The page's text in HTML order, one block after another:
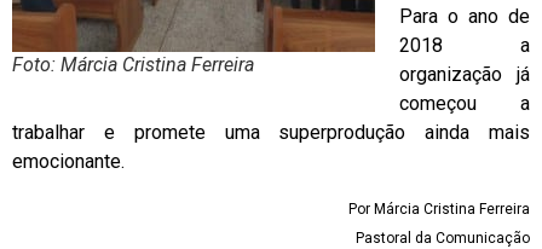
Foto: Márcia Cristina Ferreira
Para o ano de
2018 a
organização já
começou a
trabalhar e promete uma superprodução ainda mais
emocionante.
Por Márcia Cristina Ferreira
Pastoral da Comunicação